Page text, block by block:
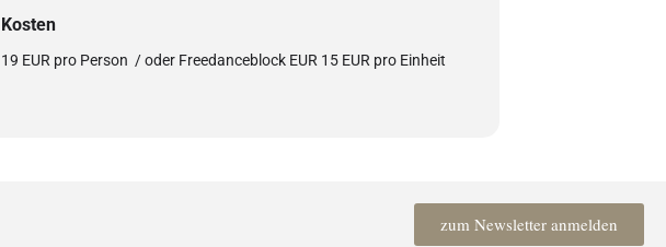
Kosten
19 EUR pro Person / oder Freedanceblock EUR 15 EUR pro Einheit
zum Newsletter anmelden